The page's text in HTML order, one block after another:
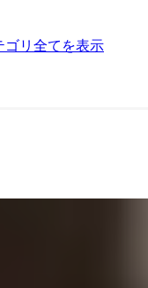
ゴリ全てを表示